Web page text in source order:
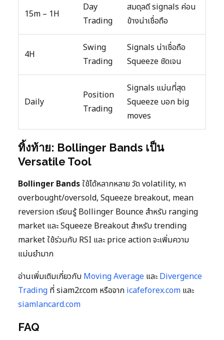
15m – 1H
Day
Trading
สมดุลดี signals ค่อน
ข้างน่าเชื่อถือ
4H
Swing
Trading
Signals น่าเชื่อถือ
Squeeze ชัดเจน
Daily
Position
Trading
Signals แม่นที่สุด
Squeeze บอก big
moves
ทิ้งท้าย: Bollinger Bands เป็น
Versatile Tool
Bollinger Bandsใช้ได้หลากหลาย วัด volatility, หา
overbought/oversold, Squeeze breakout, mean
reversion เรียนรู้ Bollinger Bounce สำหรับ ranging
market และ Squeeze Breakout สำหรับ trending
market ใช้ร่วมกับ RSI และ price action จะเพิ่มความ
แม่นยำมาก
อ่านเพิ่มเติมเกี่ยวกับ Moving Average และDivergence
Trading ที่ siam2r.com หรือจาก icafeforex.com และ
siamlancard.com
FAQ